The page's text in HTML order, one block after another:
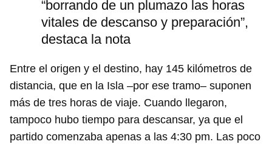
“borrando de un plumazo las horas
vitales de descanso y preparación”,
destaca la nota
Entre el origen y el destino, hay 145 kilómetros de
distancia, que en la Isla –por ese tramo– suponen
más de tres horas de viaje. Cuando llegaron,
tampoco hubo tiempo para descansar, ya que el
partido comenzaba apenas a las 4:30 pm. Las poco